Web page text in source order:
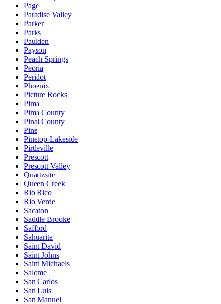
Page
Paradise Valley
Parker
Parks
Paulden
Payson
Peach Springs
Peoria
Peridot
Phoenix
Picture Rocks
Pima
Pima County
Pinal County
Pine
Pinetop-Lakeside
Pirtleville
Prescott
Prescott Valley
Quartzsite
Queen Creek
Rio Rico
Rio Verde
Sacaton
Saddle Brooke
Safford
Sahuarita
Saint David
Saint Johns
Saint Michaels
Salome
San Carlos
San Luis
San Manuel